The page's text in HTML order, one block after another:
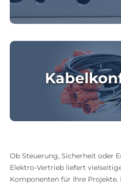
Ob Steuerung, Sicherheit oder
Elektro-Vertrieb liefert
Komponenten für Ihre